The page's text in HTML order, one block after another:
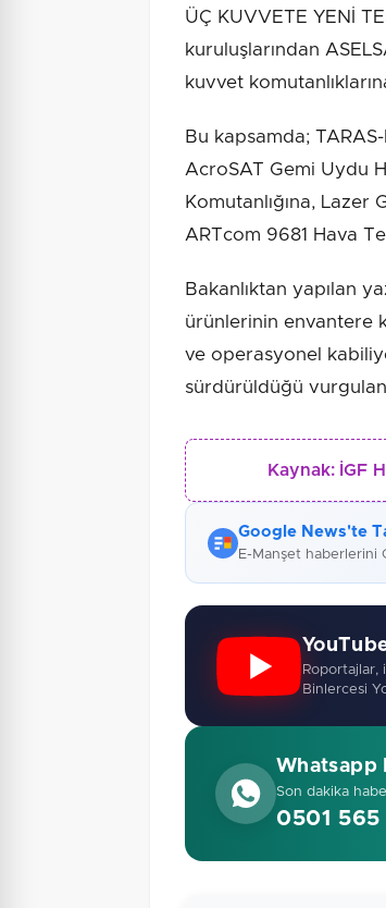
ÜÇ KUVVETE YENİ
kuruluşlarından
kuvvet
Bu kapsamda;
AcroSAT Gemi Uydu
Komutanlığına, Lazer
ARTcom 9681 Hava
Bakanlıktan yapılan
ürünlerinin envantere
ve operasyonel
sürdürüldüğü
Kaynak: İGF
Google News'te
E-Manşet haberlerini
Roportajlar,
Binlercesi
Whatsapp
Son dakika
0501 565